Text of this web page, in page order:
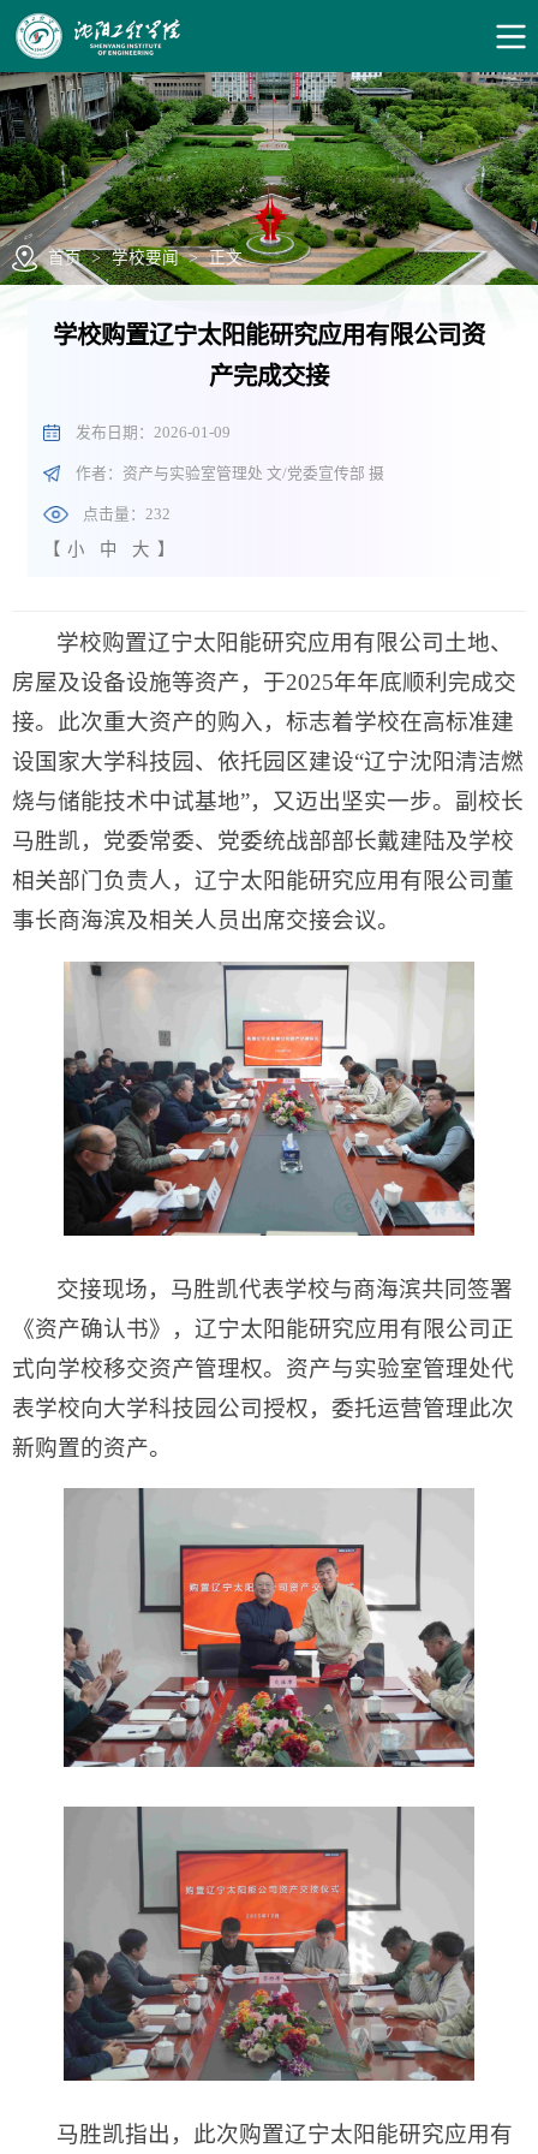
首页 > 学校要闻 > 正文
学校购置辽宁太阳能研究应用有限公司资
产完成交接
发布日期：2026-01-09
作者：资产与实验室管理处 文/党委宣传部 摄
点击量：232
【 小 中 大 】
学校购置辽宁太阳能研究应用有限公司土地、
房屋及设备设施等资产，于2025年年底顺利完成交
接。此次重大资产的购入，标志着学校在高标准建
设国家大学科技园、依托园区建设“辽宁沈阳清洁燃
烧与储能技术中试基地”，又迈出坚实一步。副校长
马胜凯，党委常委、党委统战部部长戴建陆及学校
相关部门负责人，辽宁太阳能研究应用有限公司董
事长商海滨及相关人员出席交接会议。
交接现场，马胜凯代表学校与商海滨共同签署
《资产确认书》，辽宁太阳能研究应用有限公司正
式向学校移交资产管理权。资产与实验室管理处代
表学校向大学科技园公司授权，委托运营管理此次
新购置的资产。
马胜凯指出，此次购置辽宁太阳能研究应用有